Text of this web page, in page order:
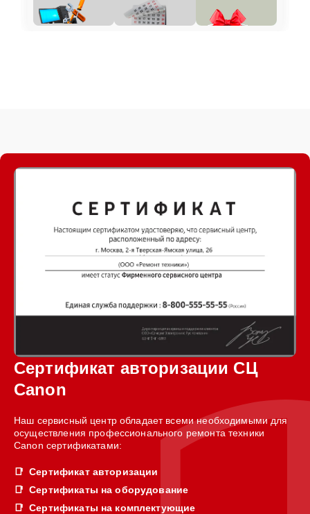
Сертификат авторизации СЦ
Canon
Наш сервисный центр обладает всеми необходимыми для
осуществления профессионального ремонта техники
Canon сертификатами:
Сертификат авторизации
Сертификаты на оборудование
Сертификаты на комплектующие